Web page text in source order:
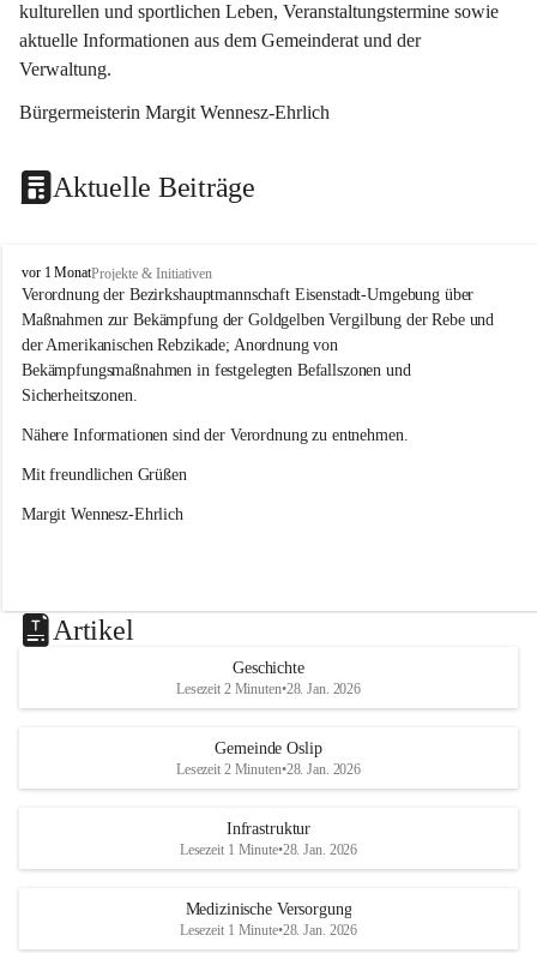
kulturellen und sportlichen Leben, Veranstaltungstermine sowie
aktuelle Informationen aus dem Gemeinderat und der
Verwaltung.
Bürgermeisterin Margit Wennesz-Ehrlich
Aktuelle Beiträge
O
s
l
i
p
vor 1 MonatProjekte & Initiativen
Verordnung der Bezirkshauptmannschaft Eisenstadt-Umgebung über
Maßnahmen zur Bekämpfung der Goldgelben Vergilbung der Rebe und
der Amerikanischen Rebzikade; Anordnung von
Bekämpfungsmaßnahmen in festgelegten Befallszonen und
Sicherheitszonen.
Nähere Informationen sind der Verordnung zu entnehmen.
Mit freundlichen Grüßen
Margit Wennesz-Ehrlich
Artikel
Geschichte
Lesezeit 2 Minuten•28. Jan. 2026
Gemeinde Oslip
Lesezeit 2 Minuten•28. Jan. 2026
Infrastruktur
Lesezeit 1 Minute•28. Jan. 2026
Medizinische Versorgung
Lesezeit 1 Minute•28. Jan. 2026